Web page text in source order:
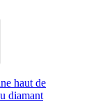
haut de
diamant